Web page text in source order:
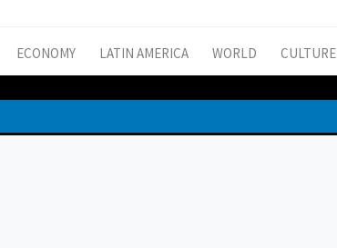
ECONOMY LATIN AMERICA WORLD CULTURE